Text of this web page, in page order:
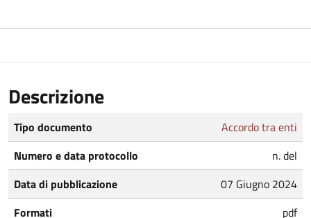
Descrizione
Tipo documento
Accordo tra enti
Numero e data protocollo
n. del
Data di pubblicazione
07 Giugno 2024
Formati
pdf